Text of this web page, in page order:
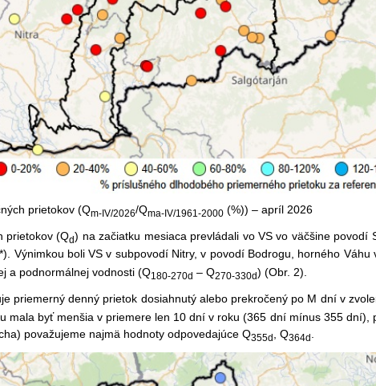
prietokov (Qm-IV/2026/Qma-IV/1961-2000 (%)) – apríl 2026
prietokov (Qd) na začiatku mesiaca prevládali vo VS vo väčšine
*). Výnimkou boli VS v subpovodí Nitry, v povodí Bodrogu, horného
a podnormálnej vodnosti (Q180-270d – Q270-330d) (Obr. 2).
priemerný denný prietok dosiahnutý alebo prekročený po M dní v
mala byť menšia v priemere len 10 dní v roku (365 dní mínus 355
považujeme najmä hodnoty odpovedajúce Q355d , Q364d